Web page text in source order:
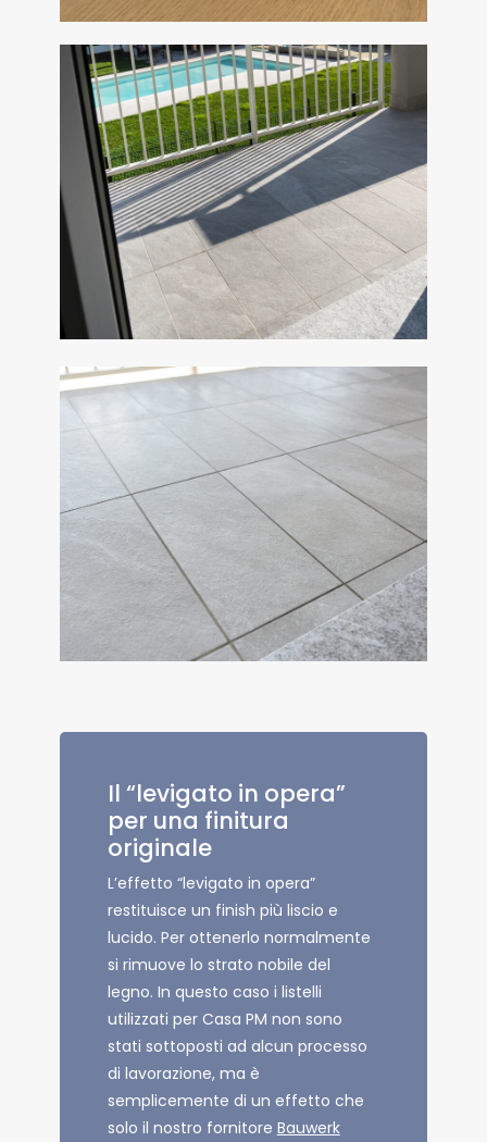
Il “levigato in opera”
per una finitura
originale
L’effetto “levigato in opera”
restituisce un finish più liscio e
lucido. Per ottenerlo normalmente
si rimuove lo strato nobile del
legno. In questo caso i listelli
utilizzati per Casa PM non sono
stati sottoposti ad alcun processo
di lavorazione, ma è
semplicemente di un effetto che
solo il nostro fornitore Bauwerk